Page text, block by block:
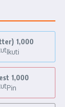
1,000
Ikuti
1,000
Pin